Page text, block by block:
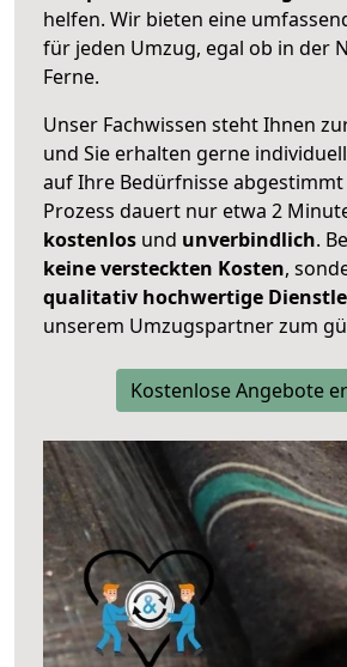
helfen. Wir bieten eine
für jeden Umzug, egal ob in der
Ferne.
Unser Fachwissen steht Ihnen
und Sie erhalten gerne
auf Ihre Bedürfnisse
Prozess dauert nur etwa 2
kostenlos und unverbindlich.
keine versteckten Kosten,
qualitativ hochwertige
unserem Umzugspartner zum
Kostenlose Angebote